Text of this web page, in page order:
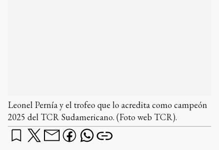
¿qué querés saber?